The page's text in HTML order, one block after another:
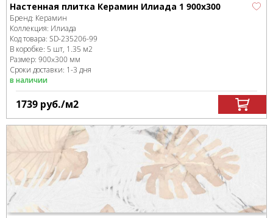
Настенная плитка Керамин Илиада 1 900х300
Бренд: Керамин
Коллекция: Илиада
Код товара: SD-235206-99
В коробке: 5 шт, 1.35 м2
Размер: 900x300 мм
Сроки доставки: 1-3 дня
в наличии
1739 руб./м2